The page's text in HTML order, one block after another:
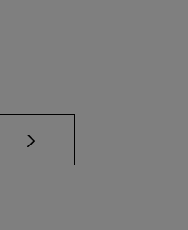
TAB para desplazarse.